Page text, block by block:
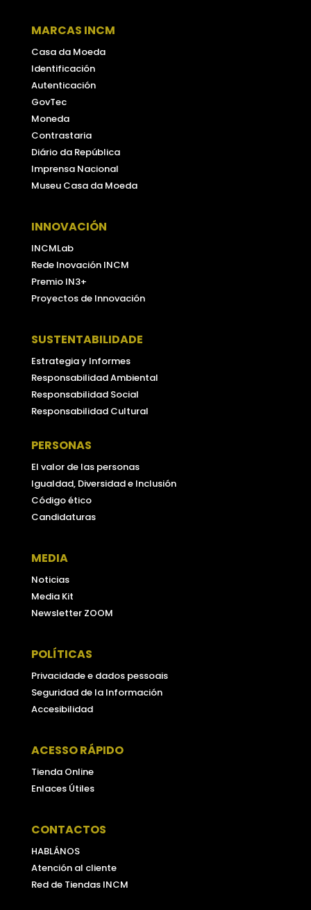
MARCAS INCM
Casa da Moeda
Identificación
Autenticación
GovTec
Moneda
Contrastaria
Diário da República
Imprensa Nacional
Museu Casa da Moeda
INNOVACIÓN
INCMLab
Rede Inovación INCM
Premio IN3+
Proyectos de Innovación
SUSTENTABILIDADE
Estrategia y Informes
Responsabilidad Ambiental
Responsabilidad Social
Responsabilidad Cultural
PERSONAS
El valor de las personas
Igualdad, Diversidad e Inclusión
Código ético
Candidaturas
MEDIA
Noticias
Media Kit
Newsletter ZOOM
POLÍTICAS
Privacidade e dados pessoais
Seguridad de la Información
Accesibilidad
ACESSO RÁPIDO
Tienda Online
Enlaces Útiles
CONTACTOS
HABLÁNOS
Atención al cliente
Red de Tiendas INCM